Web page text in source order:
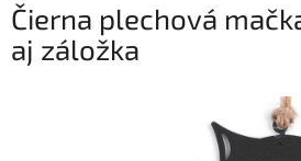
Čierna plechová
aj záložka